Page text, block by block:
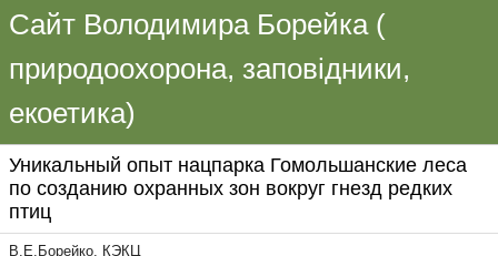
Сайт Володимира Борейка (
природоохорона, заповідники,
екоетика)
Уникальный опыт нацпарка Гомольшанские леса
по созданию охранных зон вокруг гнезд редких
птиц
В.Е.Борейко, КЭКЦ